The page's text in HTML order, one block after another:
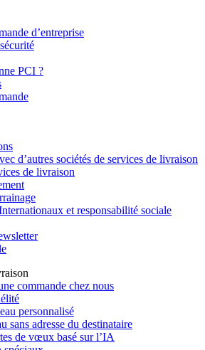
d’entreprise
PCI ?
d’autres sociétés de services de livraison
de livraison
et responsabilité sociale
commande chez nous
personnalisé
sans adresse du destinataire
de vœux basé sur l’IA